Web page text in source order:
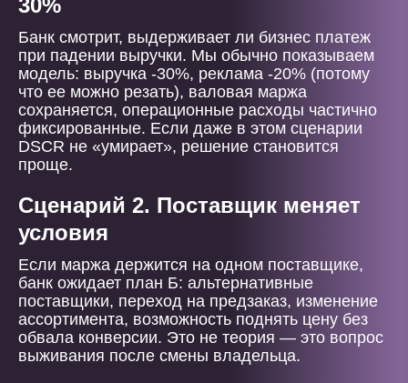
30%
Банк смотрит, выдерживает ли бизнес платеж
при падении выручки. Мы обычно показываем
модель: выручка -30%, реклама -20% (потому
что ее можно резать), валовая маржа
сохраняется, операционные расходы частично
фиксированные. Если даже в этом сценарии
DSCR не «умирает», решение становится
проще.
Сценарий 2. Поставщик меняет
условия
Если маржа держится на одном поставщике,
банк ожидает план Б: альтернативные
поставщики, переход на предзаказ, изменение
ассортимента, возможность поднять цену без
обвала конверсии. Это не теория — это вопрос
выживания после смены владельца.